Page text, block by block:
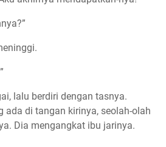
lalu berdiri dengan tasnya.
ada di tangan kirinya, seolah-olah
Dia mengangkat ibu jarinya.